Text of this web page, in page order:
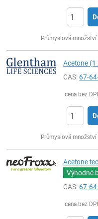
Průmyslová
Acetone (1
CAS:67-
cena bez
Průmyslová
Acetone
Výhodné
CAS:67-
cena bez